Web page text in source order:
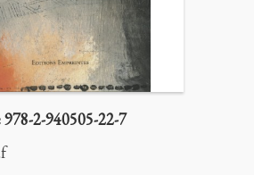
978-2-940505-22-7